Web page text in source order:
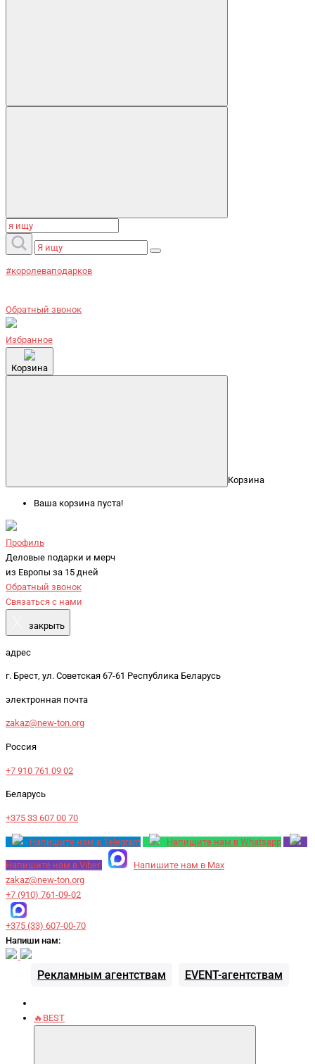
#королеваподарков
Обратный звонок
Избранное
Корзина
Корзина
Ваша корзина пуста!
Профиль
Деловые подарки и мерч
из Европы за 15 дней
Обратный звонок
Связаться с нами
закрыть
адрес
г. Брест, ул. Советская 67-61 Республика Беларусь
электронная почта
zakaz@new-ton.org
Россия
+7 910 761 09 02
Беларусь
+375 33 607 00 70
Напишите нам в Telegram Напишите нам в Whatsapp
Напишите нам в Viber
Напишите нам в Max
zakaz@new-ton.org
+7 (910) 761-09-02
+375 (33) 607-00-70
Напиши нам:
Рекламным агентствам EVENT-агентствам
🔥BEST